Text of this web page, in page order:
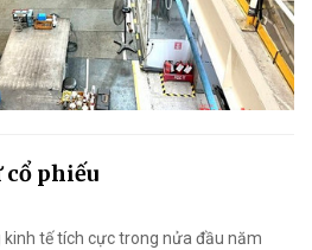
cổ phiếu
tế tích cực trong nửa đầu năm